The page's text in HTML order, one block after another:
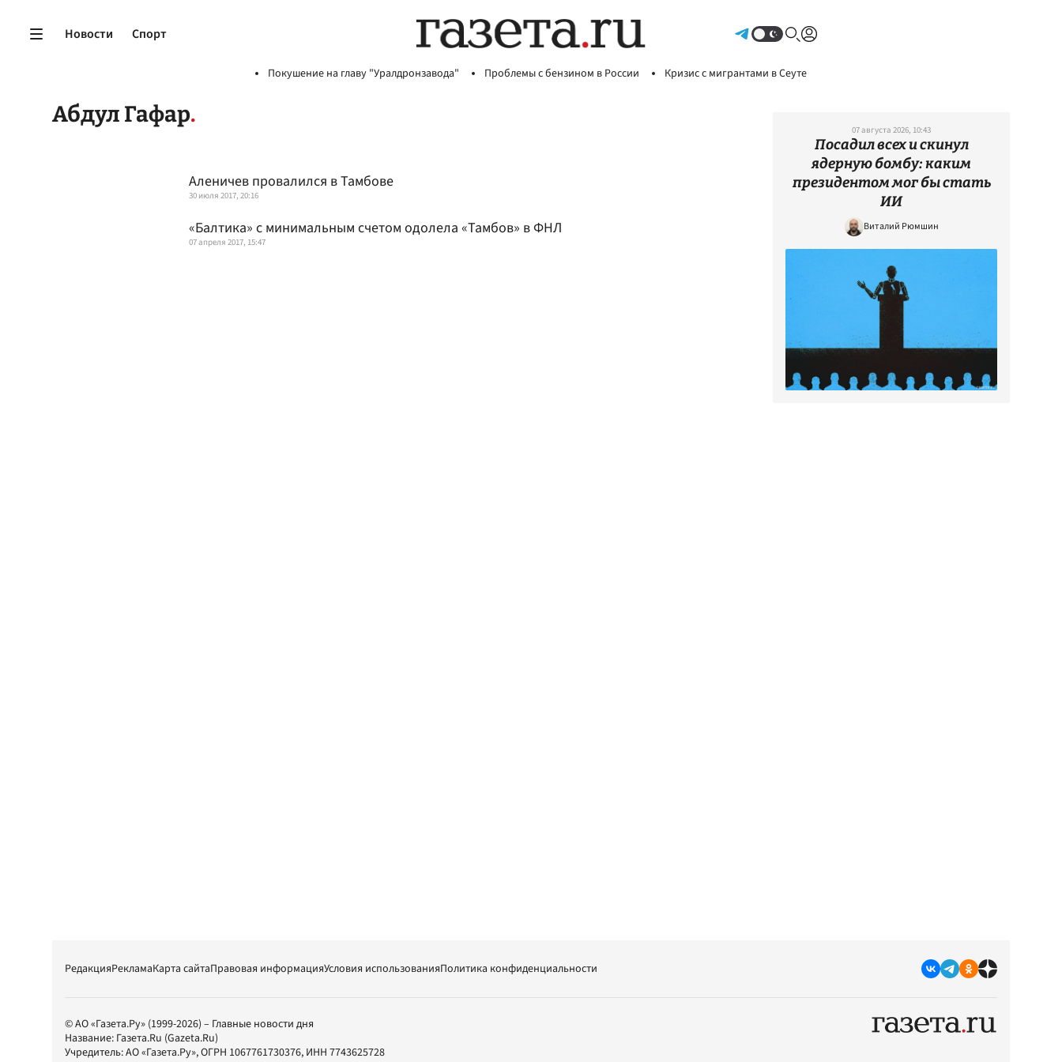
Новости Спорт
Покушение на главу "Уралдронзавода" Проблемы с бензином в России Кризис с мигрантами в Сеуте
Абдул Гафар
Аленичев провалился в Тамбове
30 июля 2017, 20:16
«Балтика» с минимальным счетом одолела «Тамбов» в ФНЛ
07 апреля 2017, 15:47
07 августа 2026, 10:43
Посадил всех и скинул
ядерную бомбу: каким
президентом мог бы стать
ИИ
Виталий Рюмшин
РедакцияРекламаКарта сайтаПравовая информацияУсловия использованияПолитика конфиденциальности
© АО «Газета.Ру» (1999-2026) – Главные новости дня
Название: Газета.Ru (Gazeta.Ru)
Учредитель:АО «Газета.Ру», ОГРН 1067761730376, ИНН 7743625728